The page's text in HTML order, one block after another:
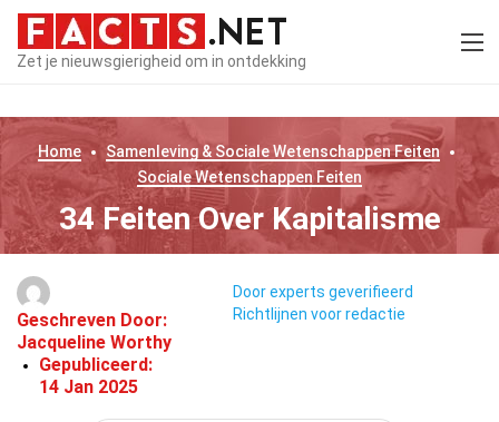
Zet je nieuwsgierigheid om in ontdekking
Home Samenleving & Sociale WetenschappenFeiten
Sociale Wetenschappen Feiten
34 Feiten Over Kapitalisme
Geschreven Door:
Jacqueline Worthy
Gepubliceerd:
14 Jan 2025
Door experts geverifieerd
Richtlijnen voor redactie